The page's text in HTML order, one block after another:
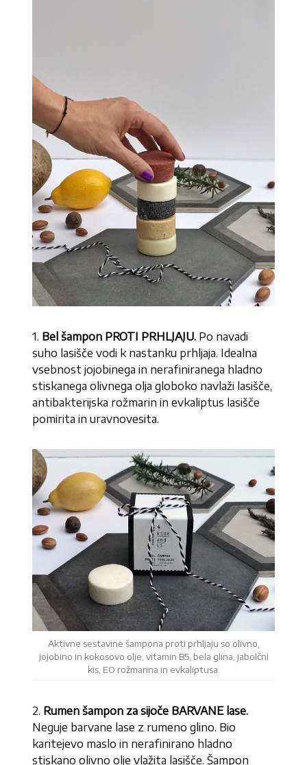
1. Bel šampon PROTI PRHLJAJU. Po navadi
suho lasišče vodi k nastanku prhljaja. Idealna
vsebnost jojobinega in nerafiniranega hladno
stiskanega olivnega olja globoko navlaži lasišče,
antibakterijska rožmarin in evkaliptus lasišče
pomirita in uravnovesita.
Aktivne sestavine šampona proti prhljaju so olivno,
jojobino in kokosovo olje, vitamin B5, bela glina, jabolčni
kis, EO rožmarina in evkaliptusa.
2. Rumen šampon za sijoče BARVANE lase.
Neguje barvane lase z rumeno glino. Bio
karitejevo maslo in nerafinirano hladno
stiskano olivno olje vlažita lasišče. Šampon